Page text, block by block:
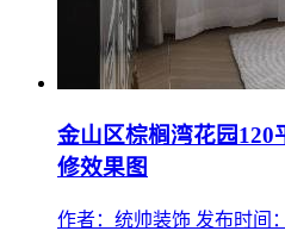
金山区棕榈湾花园120
修效果图
作者：统帅装饰 发布时间